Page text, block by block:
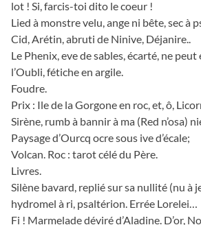
lot ! Si, farcis-toi dito le coeur !
Lied à monstre velu, ange ni bête, sec à
Cid, Arétin, abruti de Ninive, Déjanire..
Le Phenix, eve de sables, écarté, ne
l’Oubli, fétiche en argile.
Foudre.
Prix : Ile de la Gorgone en roc, et, ô,
Sirène, rumb à bannir à ma (Red n’osa)
Paysage d’Ourcq ocre sous ive d’écale;
Volcan. Roc : tarot célé du Père.
Livres.
Silène bavard, replié sur sa nullité (nu à
hydromel à ri, psaltérion. Errée Lorelei…
Fi ! Marmelade déviré d’Aladine. D’or,